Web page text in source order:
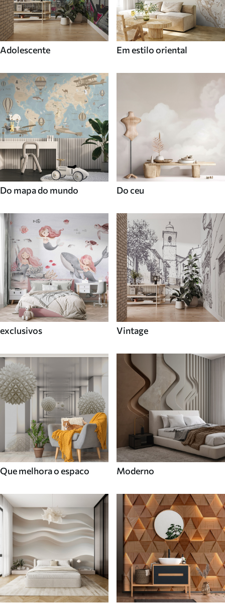
Adolescente Em estilo oriental
Do mapa do mundo Do ceu
exclusivos Vintage
Que melhora o espaco Moderno